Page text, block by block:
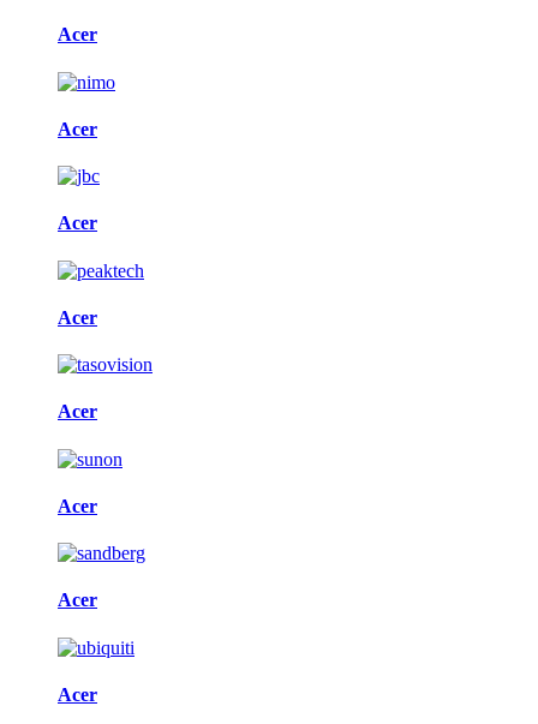
Acer
Acer
Acer
Acer
Acer
Acer
Acer
Acer